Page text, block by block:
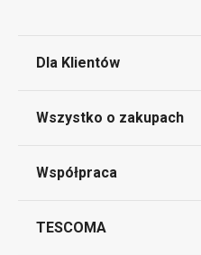
Dla Klientów
Bony podarunkowe
Wszystko o zakupach
Dostawa i sposoby płatności
Współpraca
TESCOMA